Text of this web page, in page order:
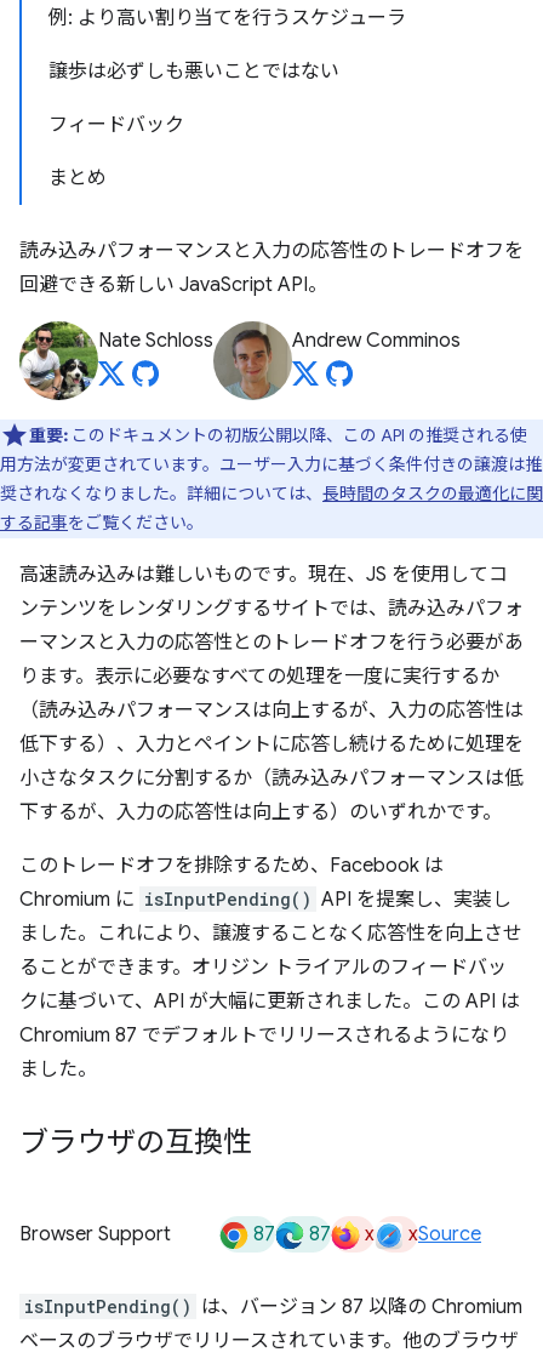
例: より高い割り当てを行うスケジューラ
譲歩は必ずしも悪いことではない
フィードバック
まとめ
読み込みパフォーマンスと入力の応答性のトレードオフを
回避できる新しい JavaScript API。
Nate Schloss Andrew Comminos
重要: このドキュメントの初版公開以降、この API の推奨される使
用方法が変更されています。ユーザー入力に基づく条件付きの譲渡は推
奨されなくなりました。詳細については、 長時間のタスクの最適化に関
する記事をご覧ください。
高速読み込みは難しいものです。現在、JS を使用してコ
ンテンツをレンダリングするサイトでは、読み込みパフォ
ーマンスと入力の応答性とのトレードオフを行う必要があ
ります。表示に必要なすべての処理を一度に実行するか
（読み込みパフォーマンスは向上するが、入力の応答性は
低下する）、入力とペイントに応答し続けるために処理を
小さなタスクに分割するか（読み込みパフォーマンスは低
下するが、入力の応答性は向上する）のいずれかです。
このトレードオフを排除するため、Facebook は
Chromium に isInputPending() API を提案し、実装し
ました。これにより、譲渡することなく応答性を向上させ
ることができます。オリジン トライアルのフィードバッ
クに基づいて、API が大幅に更新されました。この API は
Chromium 87 でデフォルトでリリースされるようになり
ました。
ブラウザの互換性
Browser Support 87 87 x xSource
isInputPending() は、バージョン 87 以降の Chromium
ベースのブラウザでリリースされています。他のブラウザ